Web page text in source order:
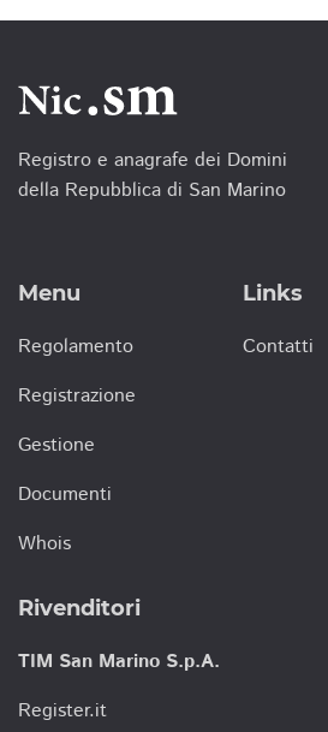
Registro e anagrafe dei Domini
della Repubblica di San Marino
Menu
Regolamento
Registrazione
Gestione
Documenti
Whois
Links
Contatti
Rivenditori
TIM San Marino S.p.A.
Register.it